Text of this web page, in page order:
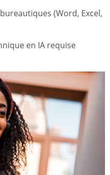
(Word, Excel,
en IA requise